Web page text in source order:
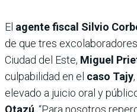
El agente fiscal Silvio
de que tres
Ciudad del Este, Miguel
culpabilidad en el caso Tajy
elevado a juicio oral y
Otazú . “Para nosotros